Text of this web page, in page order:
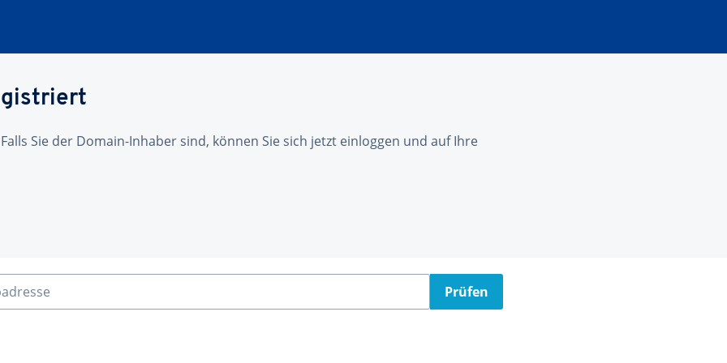
Sie der Domain-Inhaber sind, können Sie sich jetzt einloggen und auf Ihre
Prüfen